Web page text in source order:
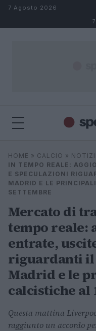
Salta al contenuto
7 Agosto 2026
Cerca
HOME » CALCIO »
IN TEMPO REALE:
E SPECULAZIONI
MADRID E LE
SETTEMBRE
Mercato di
tempo reale:
entrate,
riguardanti il
Madrid e le
calcistiche al
Questa mattina
raggiunto un accordo